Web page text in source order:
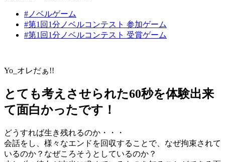
#ノベルゲーム
#第1回1分ノベルコンテスト 参加ゲーム
#第1回1分ノベルコンテスト 受賞ゲーム
Yo_オレだぁ!!
とても考えさせられた60秒を体験出来
て面白かったです！
どうすれば生き残れるのか・・・
会話をし、様々なエンドを回収することで、なぜ拘束されて
いるのか？なぜころそうとしているのか？